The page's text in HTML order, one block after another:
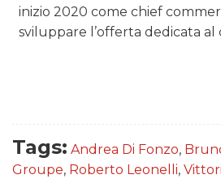
inizio 2020 come chief
sviluppare l’offerta dedicata al
Tags: Andrea Di Fonzo,
Groupe, Roberto Leonelli,